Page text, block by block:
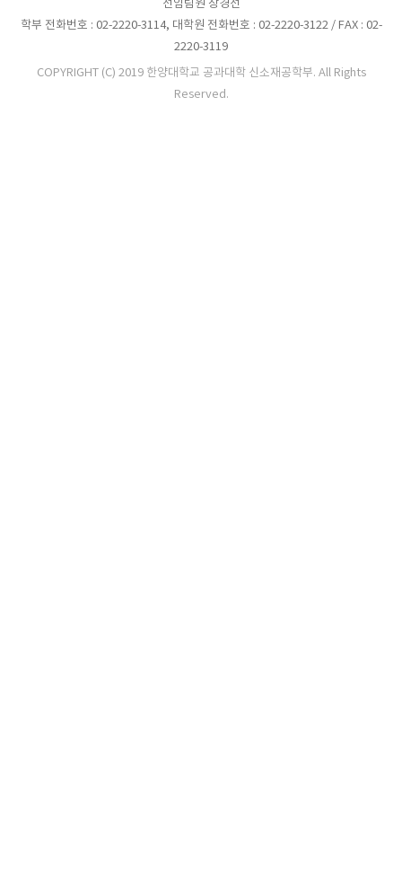
선임팀원 장경선
학부 전화번호 : 02-2220-3114, 대학원 전화번호 : 02-2220-3122 / FAX : 02-
2220-3119
COPYRIGHT (C) 2019 한양대학교 공과대학 신소재공학부. All Rights
Reserved.